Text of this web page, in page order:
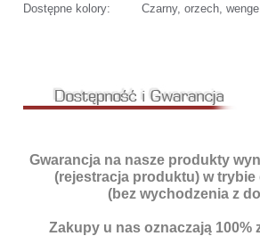
Dostępne kolory:
Czarny, orzech,
Gwarancja na nasze produkty
(rejestracja produktu) w
(bez wychodzenia z
Zakupy u nas oznaczają 100%